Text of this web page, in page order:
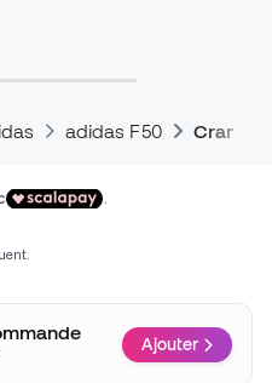
adidas F50
Ajouter